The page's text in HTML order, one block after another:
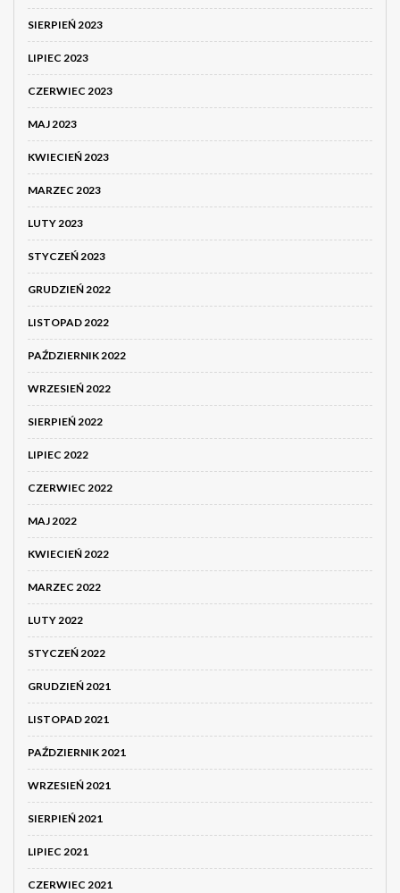
SIERPIEŃ 2023
LIPIEC 2023
CZERWIEC 2023
MAJ 2023
KWIECIEŃ 2023
MARZEC 2023
LUTY 2023
STYCZEŃ 2023
GRUDZIEŃ 2022
LISTOPAD 2022
PAŹDZIERNIK 2022
WRZESIEŃ 2022
SIERPIEŃ 2022
LIPIEC 2022
CZERWIEC 2022
MAJ 2022
KWIECIEŃ 2022
MARZEC 2022
LUTY 2022
STYCZEŃ 2022
GRUDZIEŃ 2021
LISTOPAD 2021
PAŹDZIERNIK 2021
WRZESIEŃ 2021
SIERPIEŃ 2021
LIPIEC 2021
CZERWIEC 2021